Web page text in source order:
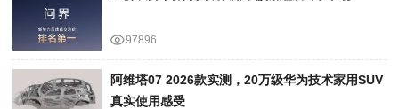
97896
阿维塔07 2026款实测，20万级华为技术家用SUV
真实使用感受